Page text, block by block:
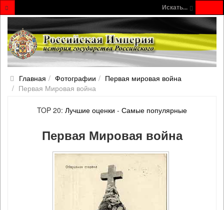
Искать...
Главная Фотографии
Первая мировая война
Первая Мировая война
TOP 20: Лучшие оценки - Самые популярные
Первая Мировая война